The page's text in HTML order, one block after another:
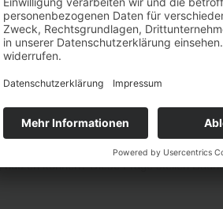
und
bestehenden
in älteren
Jahre alten Ein- oder
nutzen können? Diese Frage stellen